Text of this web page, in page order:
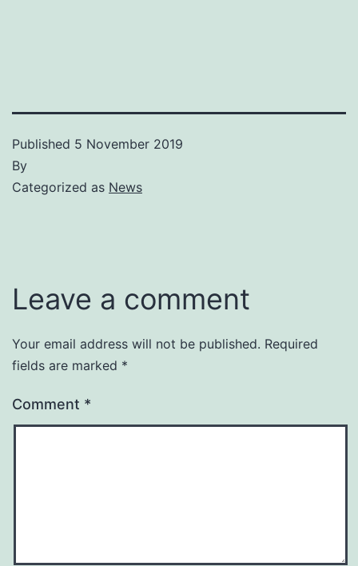
Published 5 November 2019
By
Categorized as News
Leave a comment
Your email address will not be published. Required
fields are marked *
Comment *